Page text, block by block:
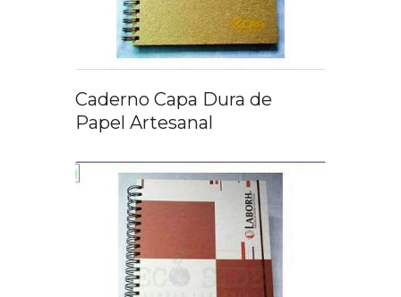
Caderno Capa Dura de
Papel Artesanal